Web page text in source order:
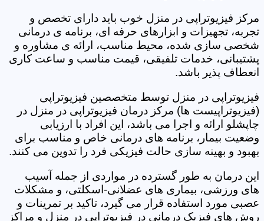
مرکز فیزیوتراپی در منزل خوب باید دارای تخصص و
تجربه، تجهیزات و ابزارهای حرفه ای، برنامه ی درمانی
شخصی سازی شده، محیط مناسب، ارائه ی مشاوره و
پشتیبانی، خدمات تلفیقی، قیمت مناسب و ساعت کاری
انعطاف پذیر باشد.
فیزیوتراپی در منزل توسط متخصصین فیزیوتراپی
(فیزیوتراپیست ها) مرکز درمان فیزیوتراپی در منزل در
چاپشلو ارائه و اجرا می باشد، این افراد با ارزیابی
وضعیت بیمار، برنامه های درمانی خاص و مناسب برای
بهبود و بهینه سازی حالت فیزیکی فرد را تدوین می کنند.
این درمان به طور گسترده در مواردی از جمله آسیب
های ورزشی، بیماری های عضلانی-اسکلتی، و مشکلات
عصبی مورد استفاده قرار می گیرد، تاکید بر تمرینات و
روش های فیزیک درمانی در فیزیوتراپی در منزل و مراکز